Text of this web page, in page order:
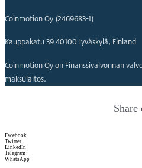
Coinmotion Oy (2469683-1)
Kauppakatu 39 40100 Jyväskylä, Finland
Coinmotion Oy on Finanssivalvonnan
maksulaitos.
Share
Facebook
Twitter
LinkedIn
Telegram
WhatsApp